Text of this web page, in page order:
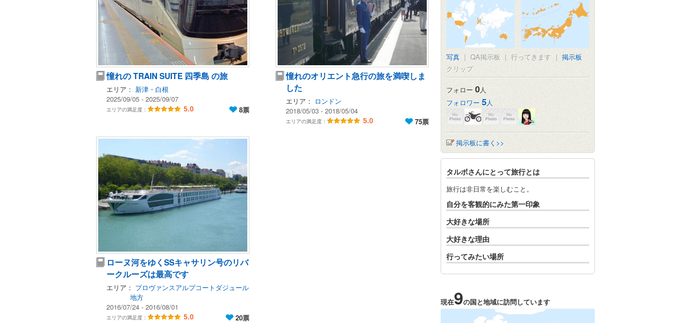
憧れの TRAIN SUITE 四季島 の旅
エリア： 新津・白根
2025/09/05 - 2025/09/07
エリアの満足度： 5.0 8票
憧れのオリエント急行の旅を満喫しま
した
エリア： ロンドン
2018/05/03 - 2018/05/04
エリアの満足度： 5.0 75票
ローヌ河をゆくSSキャサリン号のリバ
ークルーズは最高です
エリア： プロヴァンスアルプコートダジュール
地方
2016/07/24 - 2016/08/01
エリアの満足度： 5.0 20票
写真 | QA掲示板 | 行ってきます | 掲示板
クリップ
フォロー 0人
フォロワー 5人
掲示板に書く>>
タルボさんにとって旅行とは
旅行は非日常を楽しむこと。
自分を客観的にみた第一印象
大好きな場所
大好きな理由
行ってみたい場所
現在9の国と地域に訪問しています